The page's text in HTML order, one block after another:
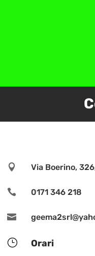
 Via Boerino,
 0171 346 218

} Orari